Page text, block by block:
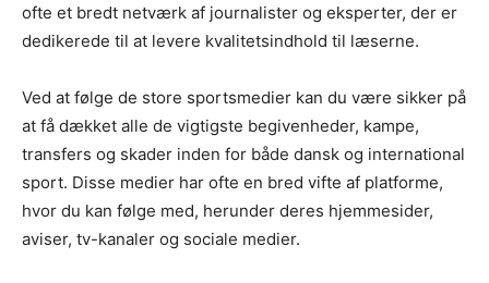
ofte et bredt netværk af journalister og eksperter, der er
dedikerede til at levere kvalitetsindhold til læserne.
Ved at følge de store sportsmedier kan du være sikker på
at få dækket alle de vigtigste begivenheder, kampe,
transfers og skader inden for både dansk og international
sport. Disse medier har ofte en bred vifte af platforme,
hvor du kan følge med, herunder deres hjemmesider,
aviser, tv-kanaler og sociale medier.